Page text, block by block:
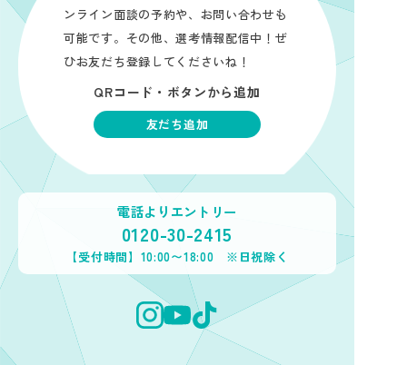
ンライン面談の予約や、お問い合わせも
可能です。その他、選考情報配信中！ぜ
ひお友だち登録してくださいね！
QRコード・ボタンから追加
友だち追加
電話よりエントリー
0120-30-2415
【受付時間】10:00〜18:00 ※日祝除く